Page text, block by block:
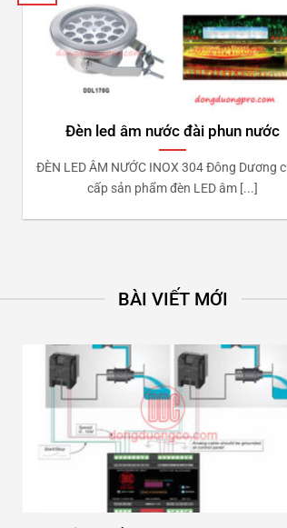
Đèn led âm nước đài phun nước
ĐÈN LED ÂM NƯỚC INOX 304 Đông Dương
cấp sản phẩm đèn LED âm [...]
BÀI VIẾT MỚI